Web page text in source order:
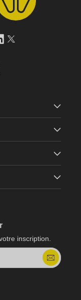
Twitter
inscription.